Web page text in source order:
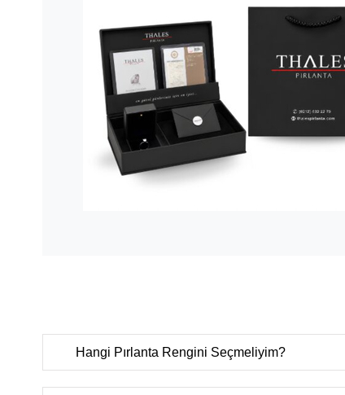
Hangi Pırlanta Rengini Seçmeliyim?
D color(Çok nadir bulunan ekstra beyaz),E color